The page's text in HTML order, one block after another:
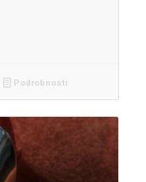
Podrobnosti